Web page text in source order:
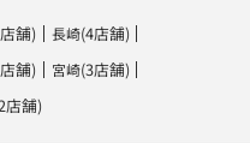
舗) 長崎(4店舗)
舗) 宮崎(3店舗)
店舗)